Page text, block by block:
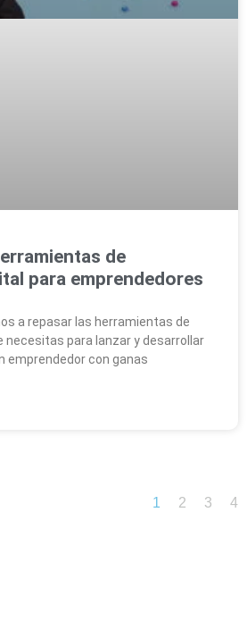
de
para emprendedores
a repasar las herramientas de
necesitas para lanzar y desarrollar
emprendedor con ganas
1 2 3 4